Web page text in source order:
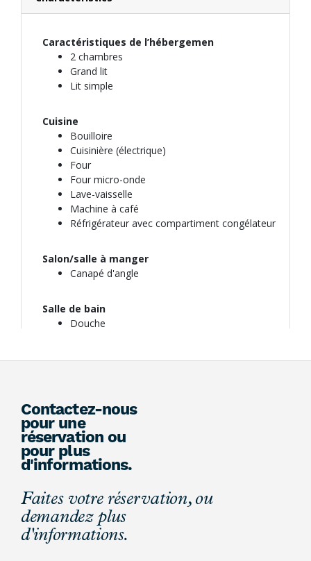
Contactez-nous
pour une
réservation ou
pour plus
d'informations.
Faites votre réservation, ou
demandez plus
d'informations.